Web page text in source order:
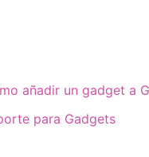
añadir un gadget a
para Gadgets